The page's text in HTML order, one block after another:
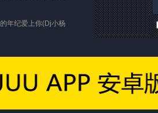
年纪爱上你(Dj小杨